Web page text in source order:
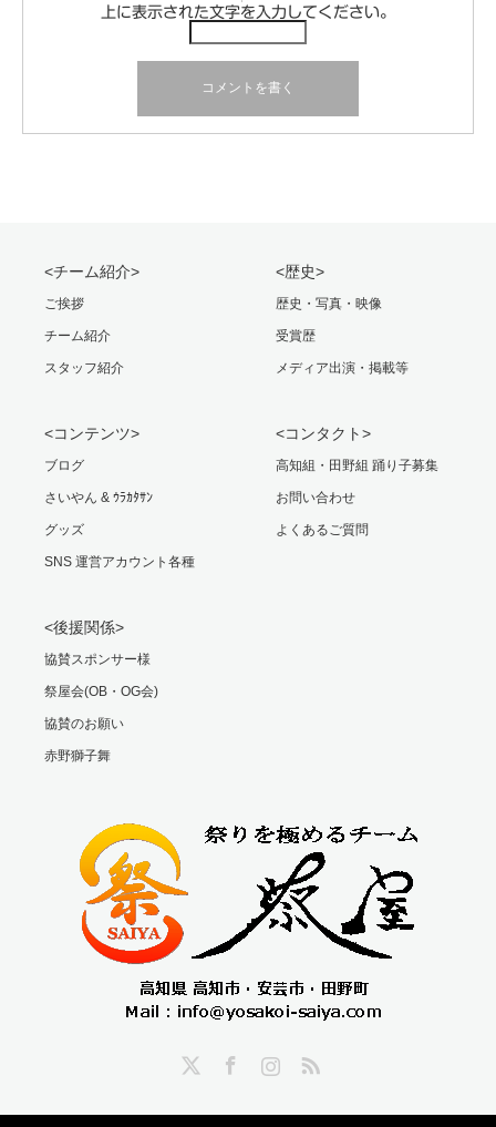
上に表示された文字を入力してください。
<チーム紹介>
ご挨拶
チーム紹介
スタッフ紹介
<歴史>
歴史・写真・映像
受賞歴
メディア出演・掲載等
<コンテンツ>
ブログ
さいやん & ｳﾗｶﾀｻﾝ
グッズ
SNS 運営アカウント各種
<コンタクト>
高知組・田野組 踊り子募集
お問い合わせ
よくあるご質問
<後援関係>
協賛スポンサー様
祭屋会(OB・OG会)
協賛のお願い
赤野獅子舞
Instagram
RSS